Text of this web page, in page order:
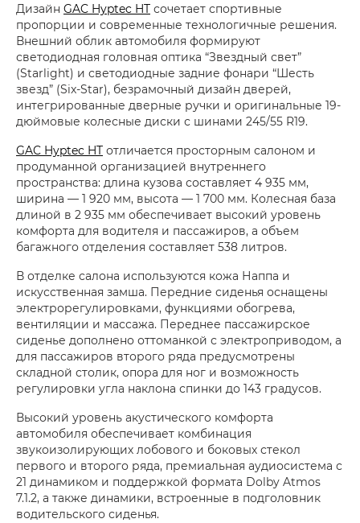
Дизайн GAC Hyptec HT сочетает спортивные
пропорции и современные технологичные решения.
Внешний облик автомобиля формируют
светодиодная головная оптика “Звездный свет”
(Starlight) и светодиодные задние фонари “Шесть
звезд” (Six-Star), безрамочный дизайн дверей,
интегрированные дверные ручки и оригинальные 19-
дюймовые колесные диски с шинами 245/55 R19.
GAC Hyptec HT отличается просторным салоном и
продуманной организацией внутреннего
пространства: длина кузова составляет 4 935 мм,
ширина — 1 920 мм, высота — 1 700 мм. Колесная база
длиной в 2 935 мм обеспечивает высокий уровень
комфорта для водителя и пассажиров, а объем
багажного отделения составляет 538 литров.
В отделке салона используются кожа Наппа и
искусственная замша. Передние сиденья оснащены
электрорегулировками, функциями обогрева,
вентиляции и массажа. Переднее пассажирское
сиденье дополнено оттоманкой с электроприводом, а
для пассажиров второго ряда предусмотрены
складной столик, опора для ног и возможность
регулировки угла наклона спинки до 143 градусов.
Высокий уровень акустического комфорта
автомобиля обеспечивает комбинация
звукоизолирующих лобового и боковых стекол
первого и второго ряда, премиальная аудиосистема с
21 динамиком и поддержкой формата Dolby Atmos
7.1.2, а также динамики, встроенные в подголовник
водительского сиденья.